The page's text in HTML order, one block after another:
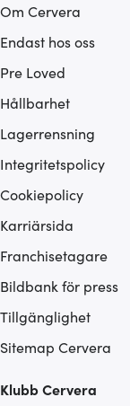
Om Cervera
Endast hos oss
Pre Loved
Hållbarhet
Lagerrensning
Integritetspolicy
Cookiepolicy
Karriärsida
Franchisetagare
Bildbank för press
Tillgänglighet
Sitemap Cervera
Klubb Cervera